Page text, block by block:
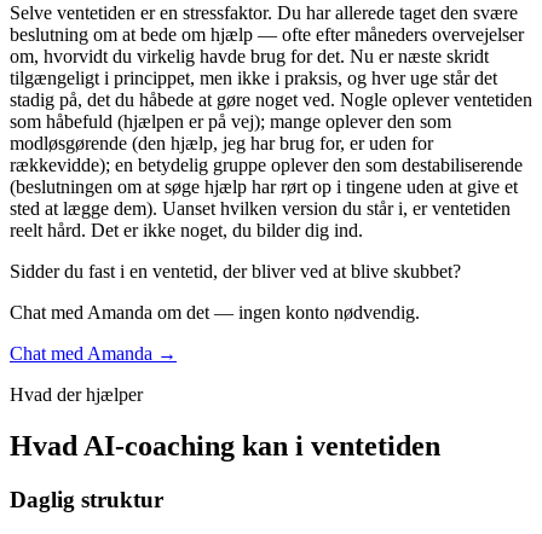
Selve ventetiden er en stressfaktor. Du har allerede taget den svære
beslutning om at bede om hjælp — ofte efter måneders overvejelser
om, hvorvidt du virkelig havde brug for det. Nu er næste skridt
tilgængeligt i princippet, men ikke i praksis, og hver uge står det
stadig på, det du håbede at gøre noget ved. Nogle oplever ventetiden
som håbefuld (hjælpen er på vej); mange oplever den som
modløsgørende (den hjælp, jeg har brug for, er uden for
rækkevidde); en betydelig gruppe oplever den som destabiliserende
(beslutningen om at søge hjælp har rørt op i tingene uden at give et
sted at lægge dem). Uanset hvilken version du står i, er ventetiden
reelt hård. Det er ikke noget, du bilder dig ind.
Sidder du fast i en ventetid, der bliver ved at blive skubbet?
Chat med Amanda om det — ingen konto nødvendig.
Chat med Amanda →
Hvad der hjælper
Hvad AI-coaching kan i ventetiden
Daglig struktur